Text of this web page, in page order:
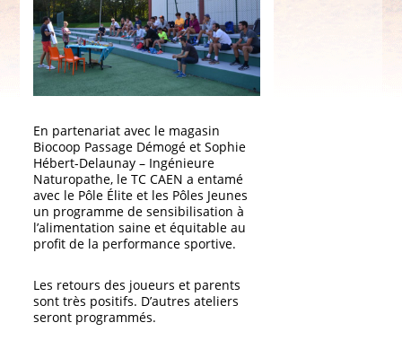
En partenariat avec le magasin
Biocoop Passage Démogé et Sophie
Hébert-Delaunay – Ingénieure
Naturopathe, le TC CAEN a entamé
avec le Pôle Élite et les Pôles Jeunes
un programme de sensibilisation à
l’alimentation saine et équitable au
profit de la performance sportive.
Les retours des joueurs et parents
sont très positifs. D’autres ateliers
seront programmés.